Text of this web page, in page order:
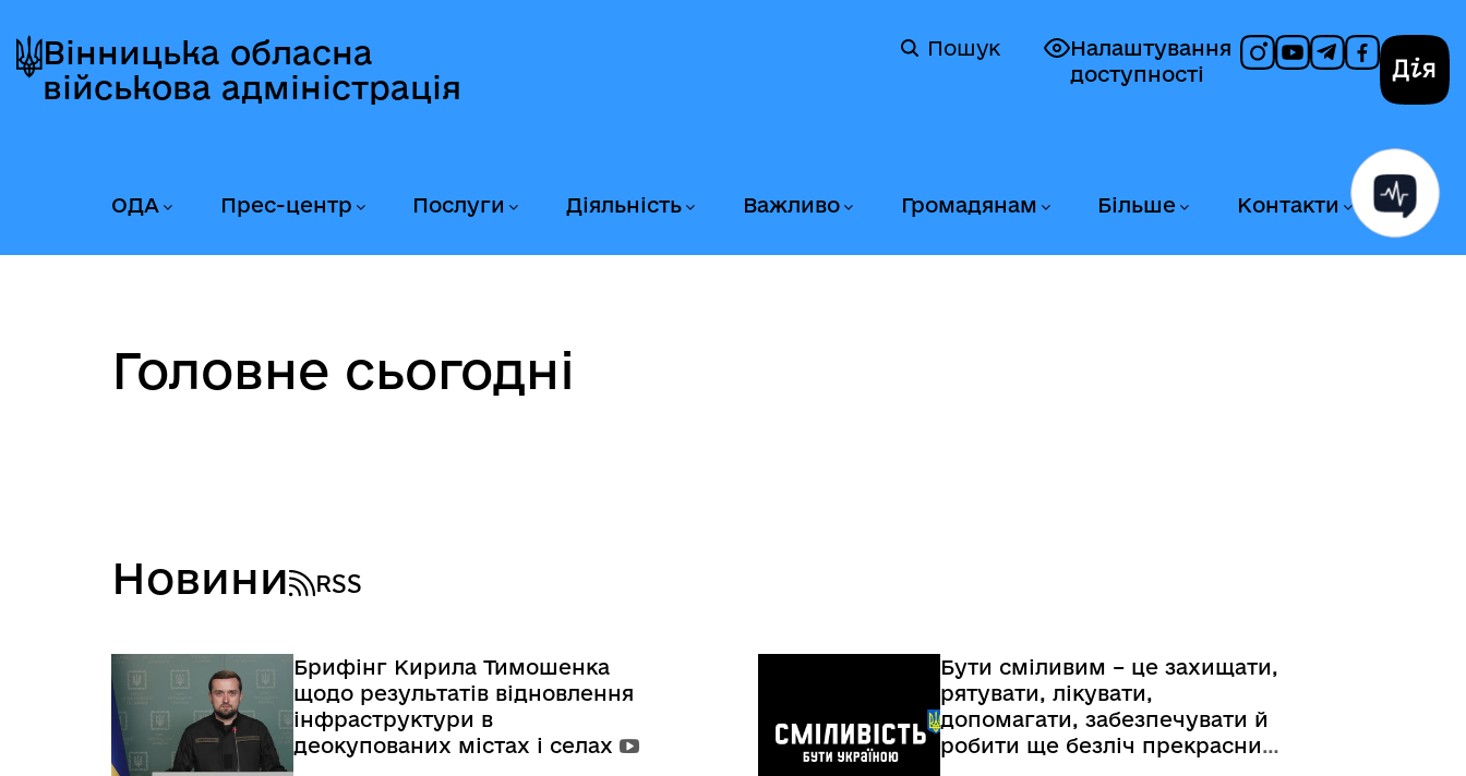
до
головного
до
головного
вмісту
до
головного
колонтитула
Вінницька обласна
військова адміністрація
Налаштування
доступності
Пошук
ОДА Прес-центр Послуги Діяльність Важливо Громадянам Більше Контакти
Головне сьогодні
Новини RSS
Брифінг Кирила Тимошенка
щодо результатів відновлення
інфраструктури в
деокупованих містах і селах
Бути сміливим – це захищати,
рятувати, лікувати,
допомагати, забезпечувати й
робити ще безліч прекрасних